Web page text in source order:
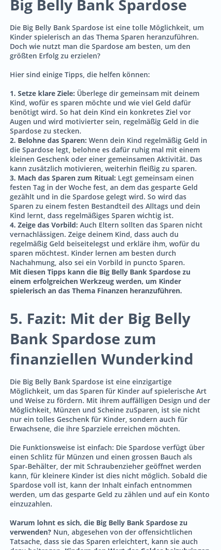
Big Belly Bank Spardose
Die Big Belly Bank Spardose ist eine tolle Möglichkeit, um
Kinder spielerisch an das Thema Sparen heranzuführen.
Doch wie nutzt man die Spardose am besten, um den
größten Erfolg zu erzielen?
Hier sind einige Tipps, die helfen können:
1. Setze klare Ziele: Überlege dir gemeinsam mit deinem
Kind, wofür es sparen möchte und wie viel Geld dafür
benötigt wird. So hat dein Kind ein konkretes Ziel vor
Augen und wird motivierter sein, regelmäßig Geld in die
Spardose zu stecken.
2. Belohne das Sparen: Wenn dein Kind regelmäßig Geld in
die Spardose legt, belohne es dafür ruhig mal mit einem
kleinen Geschenk oder einer gemeinsamen Aktivität. Das
kann zusätzlich motivieren, weiterhin fleißig zu sparen.
3. Mach das Sparen zum Ritual: Legt gemeinsam einen
festen Tag in der Woche fest, an dem das gesparte Geld
gezählt und in die Spardose gelegt wird. So wird das
Sparen zu einem festen Bestandteil des Alltags und dein
Kind lernt, dass regelmäßiges Sparen wichtig ist.
4. Zeige das Vorbild: Auch Eltern sollten das Sparen nicht
vernachlässigen. Zeige deinem Kind, dass auch du
regelmäßig Geld beiseitelegst und erkläre ihm, wofür du
sparen möchtest. Kinder lernen am besten durch
Nachahmung, also sei ein Vorbild in puncto Sparen.
Mit diesen Tipps kann die Big Belly Bank Spardose zu
einem erfolgreichen Werkzeug werden, um Kinder
spielerisch an das Thema Finanzen heranzuführen.
5. Fazit: Mit der Big Belly
Bank Spardose zum
finanziellen Wunderkind
Die Big Belly Bank Spardose ist eine einzigartige
Möglichkeit, um das Sparen für Kinder auf spielerische Art
und Weise zu fördern. Mit ihrem auffälligen Design und der
Möglichkeit, Münzen und Scheine zuSparen, ist sie nicht
nur ein tolles Geschenk für Kinder, sondern auch für
Erwachsene, die ihre Sparziele erreichen möchten.
Die Funktionsweise ist einfach: Die Spardose verfügt über
einen Schlitz für Münzen und einen grossen Bauch als
Spar-Behälter, der mit Schraubenzieher geöffnet werden
kann, für kleinere Kinder ist dies nicht möglich. Sobald die
Spardose voll ist, kann der Inhalt einfach entnommen
werden, um das gesparte Geld zu zählen und auf ein Konto
einzuzahlen.
Warum lohnt es sich, die Big Belly Bank Spardose zu
verwenden? Nun, abgesehen von der offensichtlichen
Tatsache, dass sie das Sparen erleichtert, kann sie auch